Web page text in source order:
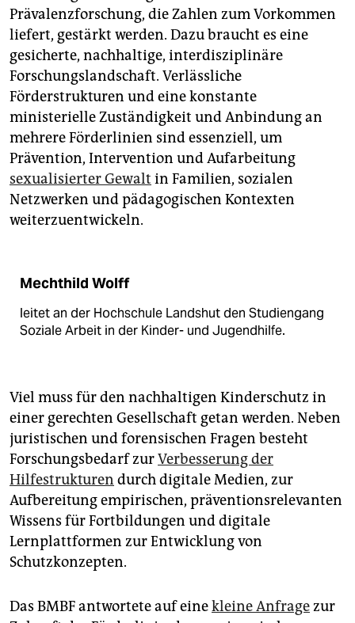
Prävalenzforschung, die Zahlen zum Vorkommen
liefert, gestärkt werden. Dazu braucht es eine
gesicherte, nachhaltige, interdisziplinäre
Forschungslandschaft. Verlässliche
Förderstrukturen und eine konstante
ministerielle Zuständigkeit und Anbindung an
mehrere Förderlinien sind essenziell, um
Prävention, Intervention und Aufarbeitung
sexualisierter Gewalt in Familien, sozialen
Netzwerken und pädagogischen Kontexten
weiterzuentwickeln.
Mechthild Wolff
leitet an der Hochschule Landshut den Studiengang
Soziale Arbeit in der Kinder- und Jugendhilfe.
Viel muss für den nachhaltigen Kinderschutz in
einer gerechten Gesellschaft getan werden. Neben
juristischen und forensischen Fragen besteht
Forschungsbedarf zurVerbesserung der
Hilfestrukturen durch digitale Medien, zur
Aufbereitung empirischen, präventionsrelevanten
Wissens für Fortbildungen und digitale
Lernplattformen zur Entwicklung von
Schutzkonzepten.
Das BMBF antwortete auf einekleine Anfragezur